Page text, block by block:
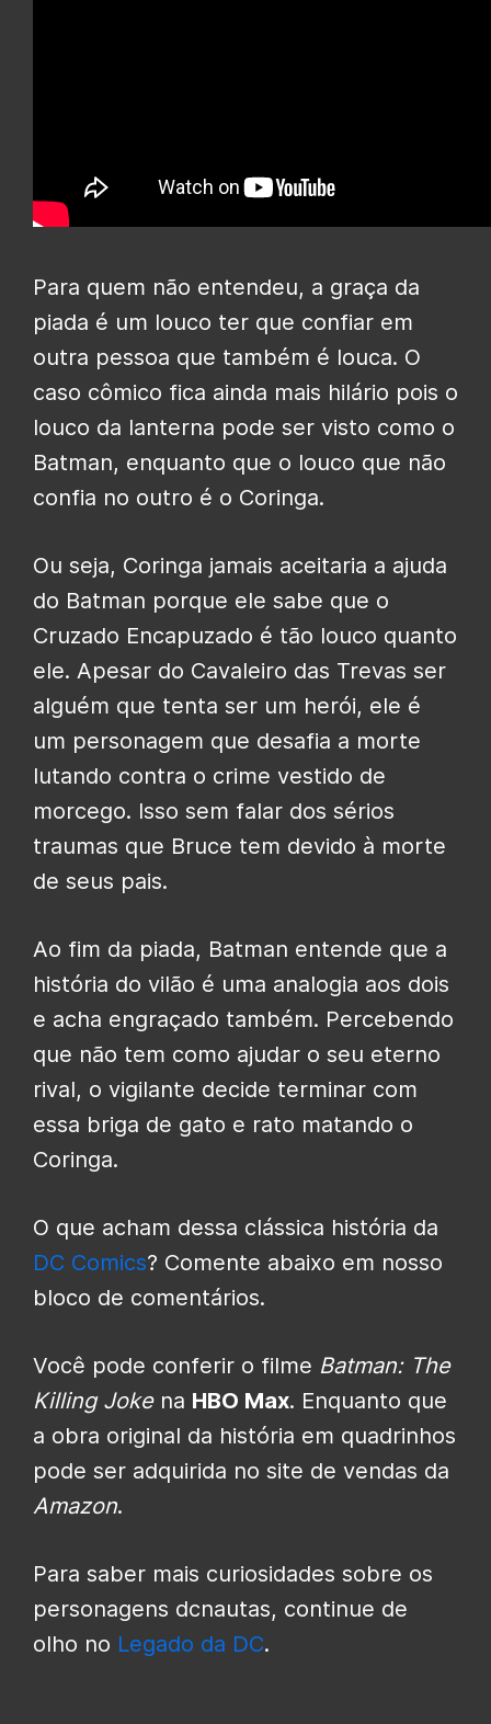
Para quem não entendeu, a graça da
piada é um louco ter que confiar em
outra pessoa que também é louca. O
caso cômico fica ainda mais hilário pois o
louco da lanterna pode ser visto como o
Batman, enquanto que o louco que não
confia no outro é o Coringa.
Ou seja, Coringa jamais aceitaria a ajuda
do Batman porque ele sabe que o
Cruzado Encapuzado é tão louco quanto
ele. Apesar do Cavaleiro das Trevas ser
alguém que tenta ser um herói, ele é
um personagem que desafia a morte
lutando contra o crime vestido de
morcego. Isso sem falar dos sérios
traumas que Bruce tem devido à morte
de seus pais.
Ao fim da piada, Batman entende que a
história do vilão é uma analogia aos dois
e acha engraçado também. Percebendo
que não tem como ajudar o seu eterno
rival, o vigilante decide terminar com
essa briga de gato e rato matando o
Coringa.
O que acham dessa clássica história da
DC Comics? Comente abaixo em nosso
bloco de comentários.
Você pode conferir o filme Batman: The
Killing Joke na HBO Max. Enquanto que
a obra original da história em quadrinhos
pode ser adquirida no site de vendas da
Amazon.
Para saber mais curiosidades sobre os
personagens dcnautas, continue de
olho no Legado da DC.